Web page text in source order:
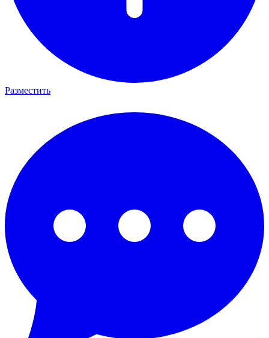
Разместить